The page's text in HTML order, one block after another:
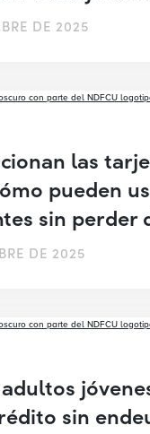
DE 2025
las
pueden
sin perder
DE 2025
sin